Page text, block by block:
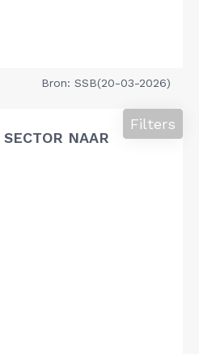
Bron: SSB(20-03-2026)
NAAR
Filters